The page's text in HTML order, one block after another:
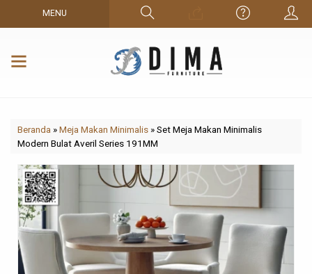
MENU
Beranda »Meja Makan Minimalis »Set Meja Makan Minimalis
Modern Bulat Averil Series 191MM